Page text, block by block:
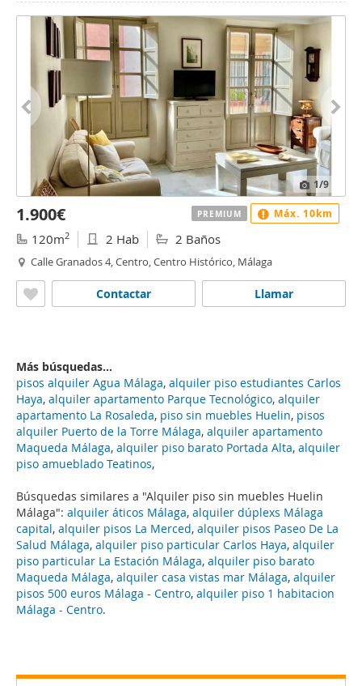
Búsquedas similares a "Alquiler piso sin muebles Huelin
Málaga": alquiler áticos Málaga, alquiler dúplexs Málaga
capital, alquiler pisos La Merced, alquiler pisos Paseo De La
Salud Málaga, alquiler piso particular Carlos Haya, alquiler
piso particular La Estación Málaga, alquiler piso barato
Maqueda Málaga, alquiler casa vistas mar Málaga, alquiler
pisos 500 euros Málaga - Centro, alquiler piso 1 habitacion
Málaga - Centro.
1/9
1.900€
120m2 2 Hab 2 Baños
Calle Granados 4, Centro, Centro Histórico, Málaga
Llamar
Contactar
PREMIUM Máx. 10km
Más búsquedas...
pisos alquiler Agua Málaga, alquiler piso estudiantes Carlos
Haya, alquiler apartamento Parque Tecnológico, alquiler
apartamento La Rosaleda, piso sin muebles Huelin, pisos
alquiler Puerto de la Torre Málaga, alquiler apartamento
Maqueda Málaga, alquiler piso barato Portada Alta, alquiler
piso amueblado Teatinos,